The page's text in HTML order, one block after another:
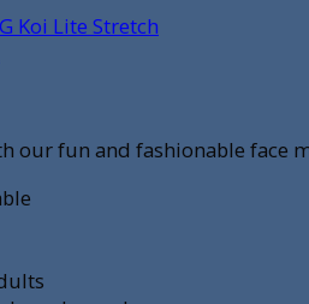
Koi Lite Stretch
our fun and fashionable face